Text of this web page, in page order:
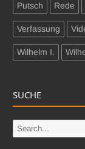
Putsch Rede
Verfassung
Wilhelm I.
SUCHE
Search